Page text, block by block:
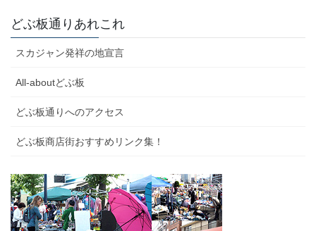
どぶ板通りあれこれ
スカジャン発祥の地宣言
All-aboutどぶ板
どぶ板通りへのアクセス
どぶ板商店街おすすめリンク集！